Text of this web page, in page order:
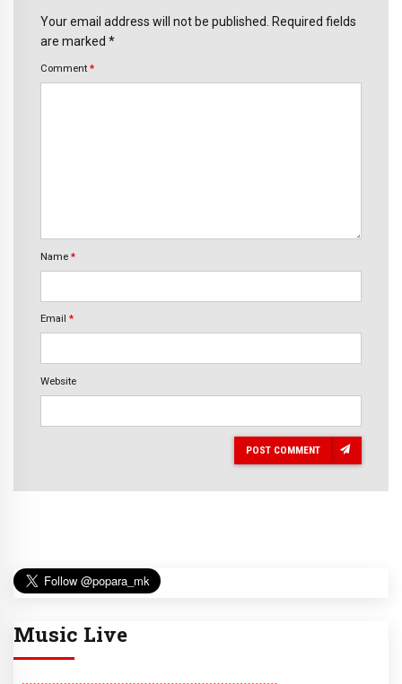
Your email address will not be published. Required fields
are marked *
Comment *
Name *
Email *
Website
POST COMMENT
Music Live